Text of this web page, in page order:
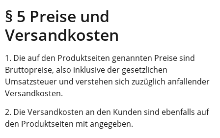
§ 5 Preise und
Versandkosten
1. Die auf den Produktseiten genannten Preise sind
Bruttopreise, also inklusive der gesetzlichen
Umsatzsteuer und verstehen sich zuzüglich anfallender
Versandkosten.
2. Die Versandkosten an den Kunden sind ebenfalls auf
den Produktseiten mit angegeben.